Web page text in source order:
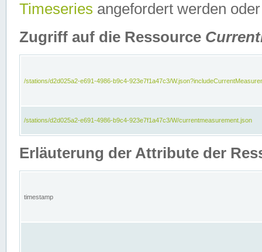
Timeseries angefordert werden
Zugriff auf die Ressource
/stations/d2d025a2-e691-4986-b9c4-923e7f1a47c3/
/stations/d2d025a2-e691-4986-b9c4-923e7f1a47c3/W/currentmeasurement.json
Erläuterung der Attribute der
timestamp